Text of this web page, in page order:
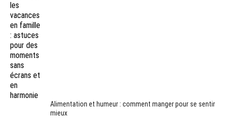
Alimentation et humeur : comment manger pour se sentir
mieux